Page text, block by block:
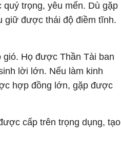
trọng, yêu mến. Dù gặp
giữ được thái độ điềm tĩnh.
Họ được Thần Tài ban
lời lớn. Nếu làm kinh
hợp đồng lớn, gặp được
cấp trên trọng dụng, tạo